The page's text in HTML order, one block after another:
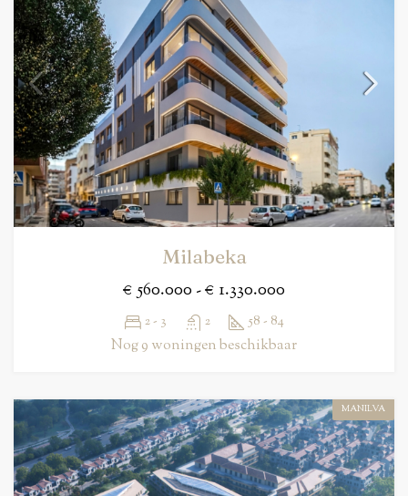
Milabeka
€ 560.000 - € 1.330.000
2 - 3 2 58 - 84
Nog 9 woningen beschikbaar
MANILVA